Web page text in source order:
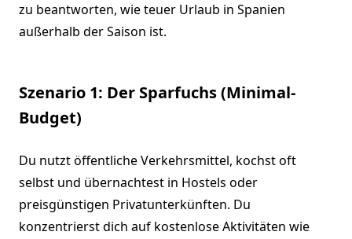
zu beantworten, wie teuer Urlaub in Spanien
außerhalb der Saison ist.
Szenario 1: Der Sparfuchs (Minimal-
Budget)
Du nutzt öffentliche Verkehrsmittel, kochst oft
selbst und übernachtest in Hostels oder
preisgünstigen Privatunterkünften. Du
konzentrierst dich auf kostenlose Aktivitäten wie